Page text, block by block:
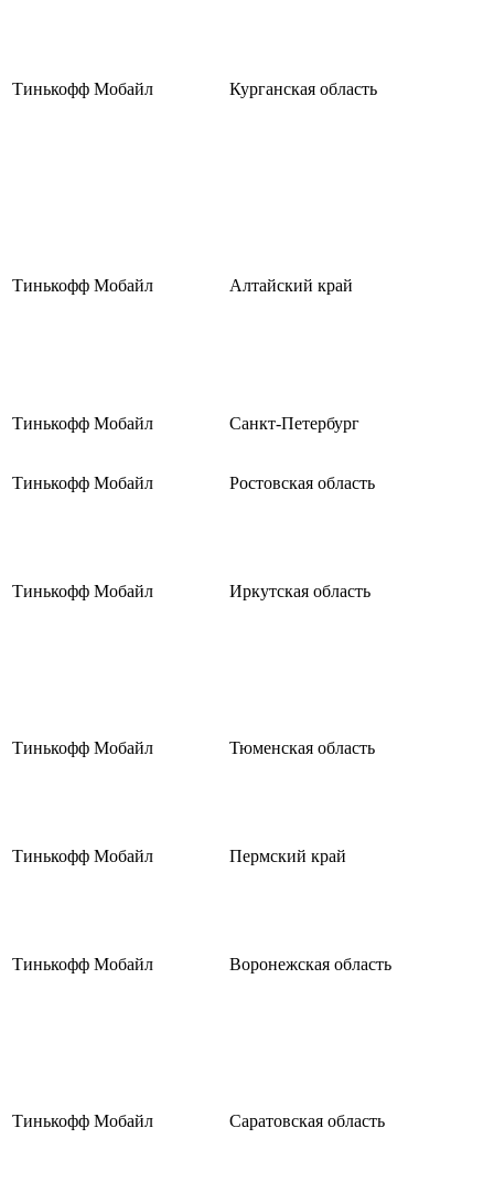
Тинькофф Мобайл Курганская область
Тинькофф Мобайл Алтайский край
Тинькофф Мобайл Санкт-Петербург
Тинькофф Мобайл Ростовская область
Тинькофф Мобайл Иркутская область
Тинькофф Мобайл Тюменская область
Тинькофф Мобайл Пермский край
Тинькофф Мобайл Воронежская область
Тинькофф Мобайл Саратовская область